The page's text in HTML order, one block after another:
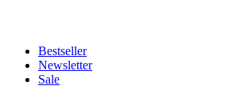
Bestseller
Newsletter
Sale